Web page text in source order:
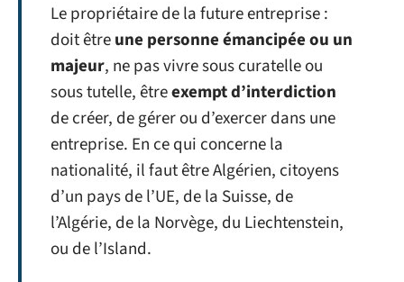
Le propriétaire de la future entreprise :
doit êtreune personne émancipée ou un
majeur, ne pas vivre sous curatelle ou
sous tutelle, êtreexempt d’interdiction
de créer, de gérer ou d’exercer dans une
entreprise. En ce qui concerne la
nationalité, il faut être Algérien, citoyens
d’un pays de l’UE, de la Suisse, de
l’Algérie, de la Norvège, du Liechtenstein,
ou de l’Island.